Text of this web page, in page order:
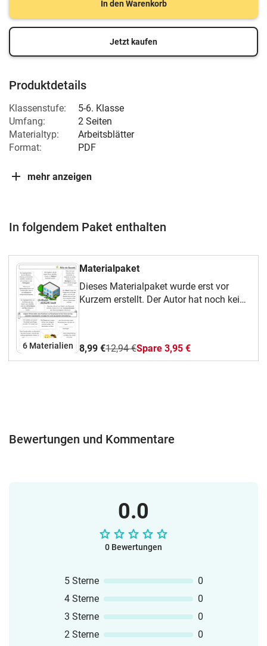
In den Warenkorb
Jetzt kaufen
Produktdetails
Klassenstufe:
5-6. Klasse
Umfang:
2 Seiten
Materialtyp:
Arbeitsblätter
Format:
PDF
mehr anzeigen
In folgendem Paket enthalten
6 Materialien
Materialpaket
Dieses Materialpaket wurde erst vor
Kurzem erstellt. Der Autor hat noch keine
8,99 €12,94 €Spare 3,95 €
Bewertungen und Kommentare
0.0
0 Bewertungen
5 Sterne
0
4 Sterne
0
3 Sterne
0
2 Sterne
0